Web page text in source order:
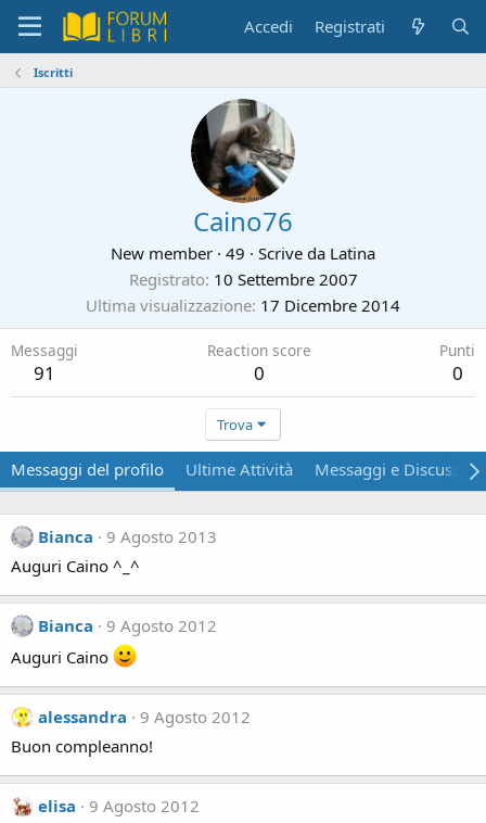
Accedi Registrati
Iscritti
Caino76
New member · 49 · Scrive da Latina
Registrato 10 Settembre 2007
Ultima visualizzazione 17 Dicembre 2014
Messaggi
91
Reaction score
0
Punti
0
Trova
Messaggi del profilo Ultime Attività Messaggi e
Bianca
9 Agosto 2013
Auguri Caino ^_^
Bianca
9 Agosto 2012
Auguri Caino
alessandra
9 Agosto 2012
Buon compleanno!
elisa
9 Agosto 2012